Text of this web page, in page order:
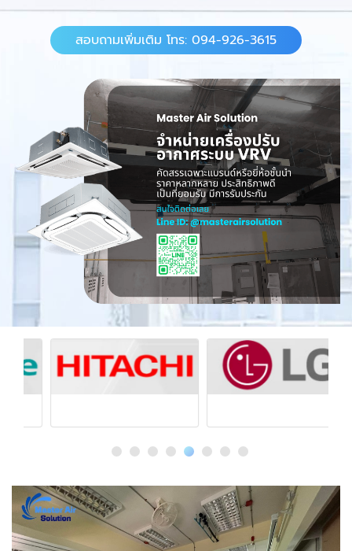
สอบถามเพิ่มเติม โทร: 094-926-3615